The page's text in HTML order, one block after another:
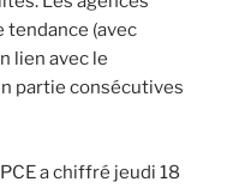
(avec
lien avec le
partie consécutives
a chiffré jeudi 18